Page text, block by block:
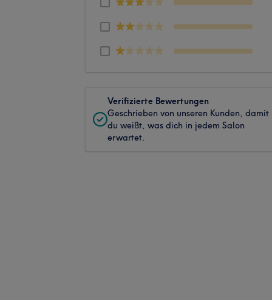
Verifizierte Bewertungen
Geschrieben von unseren Kunden, damit
du weißt, was dich in jedem Salon
erwartet.